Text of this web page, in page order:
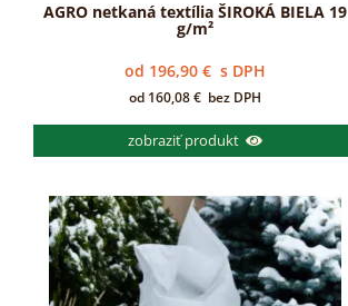
AGRO netkaná textília ŠIROKÁ BIELA 19
g/m²
od 196,90 € s DPH
od 160,08€ bez DPH
zobraziť produkt